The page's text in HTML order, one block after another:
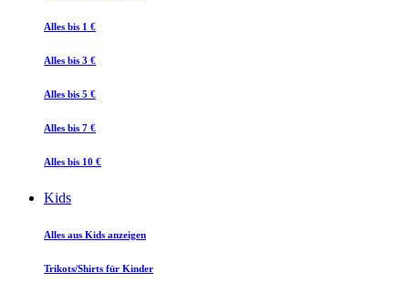
Alles bis 1 €
Alles bis 3 €
Alles bis 5 €
Alles bis 7 €
Alles bis 10 €
Kids
Alles aus Kids anzeigen
Trikots/Shirts für Kinder